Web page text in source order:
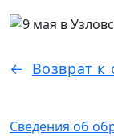
Возврат к
Сведения об